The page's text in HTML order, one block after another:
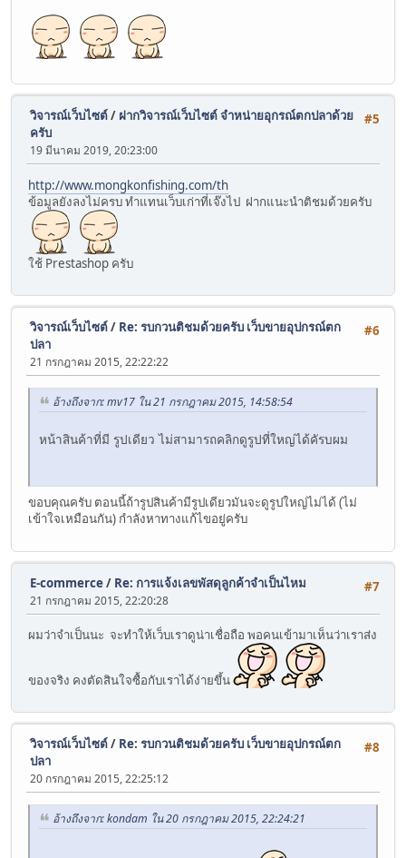
#5
วิจารณ์เว็บไซต์/ ฝากวิจารณ์เว็บไซต์ จำหน่ายอุกรณ์ตกปลาด้วย
ครับ
19 มีนาคม 2019, 20:23:00
http://www.mongkonfishing.com/th
ข้อมูลยังลงไม่ครบ ทำแทนเว็บเก่าที่เจ๊งไป ฝากแนะนำติชมด้วยครับ
ใช้ Prestashop ครับ
#6
วิจารณ์เว็บไซต์/ Re: รบกวนติชมด้วยครับ เว็บขายอุปกรณ์ตก
ปลา
21 กรกฎาคม 2015, 22:22:22
อ้างถึงจาก: mv17 ใน 21 กรกฎาคม 2015, 14:58:54
หน้าสินค้าที่มี รูปเดียว ไม่สามารถคลิกดูรูปที่ใหญ่ได้คัรบผม
ขอบคุณครับ ตอนนี้ถ้ารูปสินค้ามีรูปเดียวมันจะดูรูปใหญ่ไม่ได้ (ไม่
เข้าใจเหมือนกัน) กำลังหาทางแก้ไขอยู่ครับ
#7
E-commerce/ Re: การแจ้งเลขพัสดุลูกค้าจำเป็นไหม
21 กรกฎาคม 2015, 22:20:28
ผมว่าจำเป็นนะ จะทำให้เว็บเราดูน่าเชื่อถือ พอคนเข้ามาเห็นว่าเราส่ง
ของจริง คงตัดสินใจซื้อกับเราได้ง่ายขึ้น
#8
วิจารณ์เว็บไซต์/ Re: รบกวนติชมด้วยครับ เว็บขายอุปกรณ์ตก
ปลา
20 กรกฎาคม 2015, 22:25:12
อ้างถึงจาก: kondam ใน 20 กรกฎาคม 2015, 22:24:21